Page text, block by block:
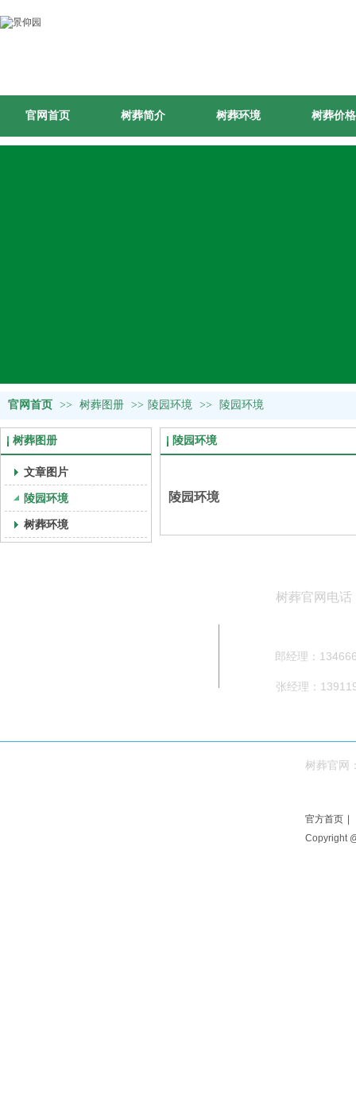
官网首页 树葬简介 树葬环境 树葬价格
官网首页 >> 树葬图册 >> 陵园环境 >> 陵园环境
树葬图册
文章图片
陵园环境
树葬环境
陵园环境
陵园环境
郎经理：
树葬官网电话
张经理：
树葬官网
官方首页
Copyright